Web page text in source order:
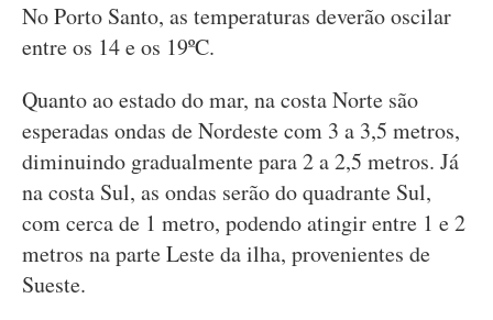
No Porto Santo, as temperaturas deverão oscilar
entre os 14 e os 19ºC.
Quanto ao estado do mar, na costa Norte são
esperadas ondas de Nordeste com 3 a 3,5 metros,
diminuindo gradualmente para 2 a 2,5 metros. Já
na costa Sul, as ondas serão do quadrante Sul,
com cerca de 1 metro, podendo atingir entre 1 e 2
metros na parte Leste da ilha, provenientes de
Sueste.